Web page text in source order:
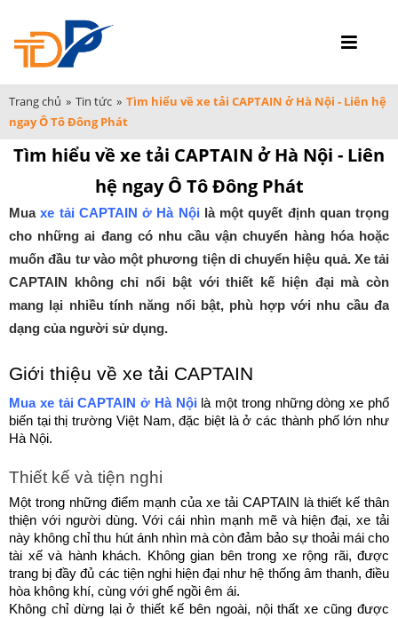
Trang chủ » Tin tức » Tìm hiểu về xe tải CAPTAIN ở Hà Nội - Liên hệ
ngay Ô Tô Đông Phát
Tìm hiểu về xe tải CAPTAIN ở Hà Nội - Liên
hệ ngay Ô Tô Đông Phát
Muaxe tải CAPTAIN ở Hà Nội là một quyết định quan trọng
cho những ai đang có nhu cầu vận chuyển hàng hóa hoặc
muốn đầu tư vào một phương tiện di chuyển hiệu quả. Xe tải
CAPTAIN không chỉ nổi bật với thiết kế hiện đại mà còn
mang lại nhiều tính năng nổi bật, phù hợp với nhu cầu đa
dạng của người sử dụng.
Giới thiệu về xe tải CAPTAIN
Mua xe tải CAPTAIN ở Hà Nội là một trong những dòng xe phổ
biến tại thị trường Việt Nam, đặc biệt là ở các thành phố lớn như
Hà Nội.
Thiết kế và tiện nghi
Một trong những điểm mạnh của xe tải CAPTAIN là thiết kế thân
thiện với người dùng. Với cái nhìn mạnh mẽ và hiện đại, xe tải
này không chỉ thu hút ánh nhìn mà còn đảm bảo sự thoải mái cho
tài xế và hành khách. Không gian bên trong xe rộng rãi, được
trang bị đầy đủ các tiện nghi hiện đại như hệ thống âm thanh, điều
hòa không khí, cùng với ghế ngồi êm ái.
Không chỉ dừng lại ở thiết kế bên ngoài, nội thất xe cũng được